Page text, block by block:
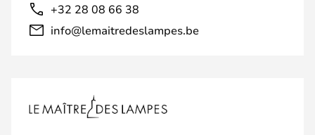
+32 28 08 66 38
info@lemaitredeslampes.be